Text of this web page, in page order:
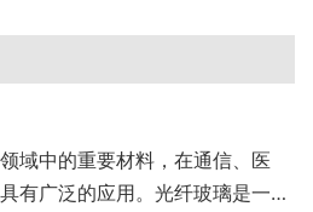
域中的重要材料，在通信、医
有广泛的应用。光纤玻璃是一种